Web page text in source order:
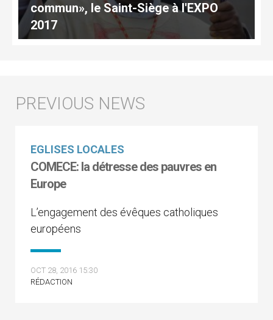
commun», le Saint-Siège à l'EXPO
2017
EGLISES LOCALES
COMECE: la détresse des pauvres en
Europe
L’engagement des évêques catholiques
européens
OCT 28, 2016 15:30
RÉDACTION